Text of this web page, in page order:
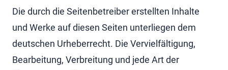
Die durch die Seitenbetreiber erstellten Inhalte
und Werke auf diesen Seiten unterliegen dem
deutschen Urheberrecht. Die Vervielfältigung,
Bearbeitung, Verbreitung und jede Art der